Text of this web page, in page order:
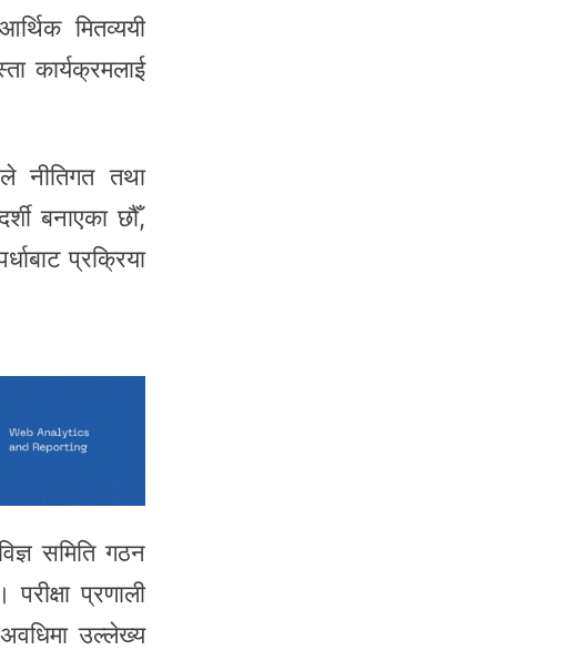
मितव्ययी
कार्यक्रमलाई
नीतिगत तथा
बनाएका छौँ,
प्रक्रिया
समिति गठन
प्रणाली
उल्लेख्य